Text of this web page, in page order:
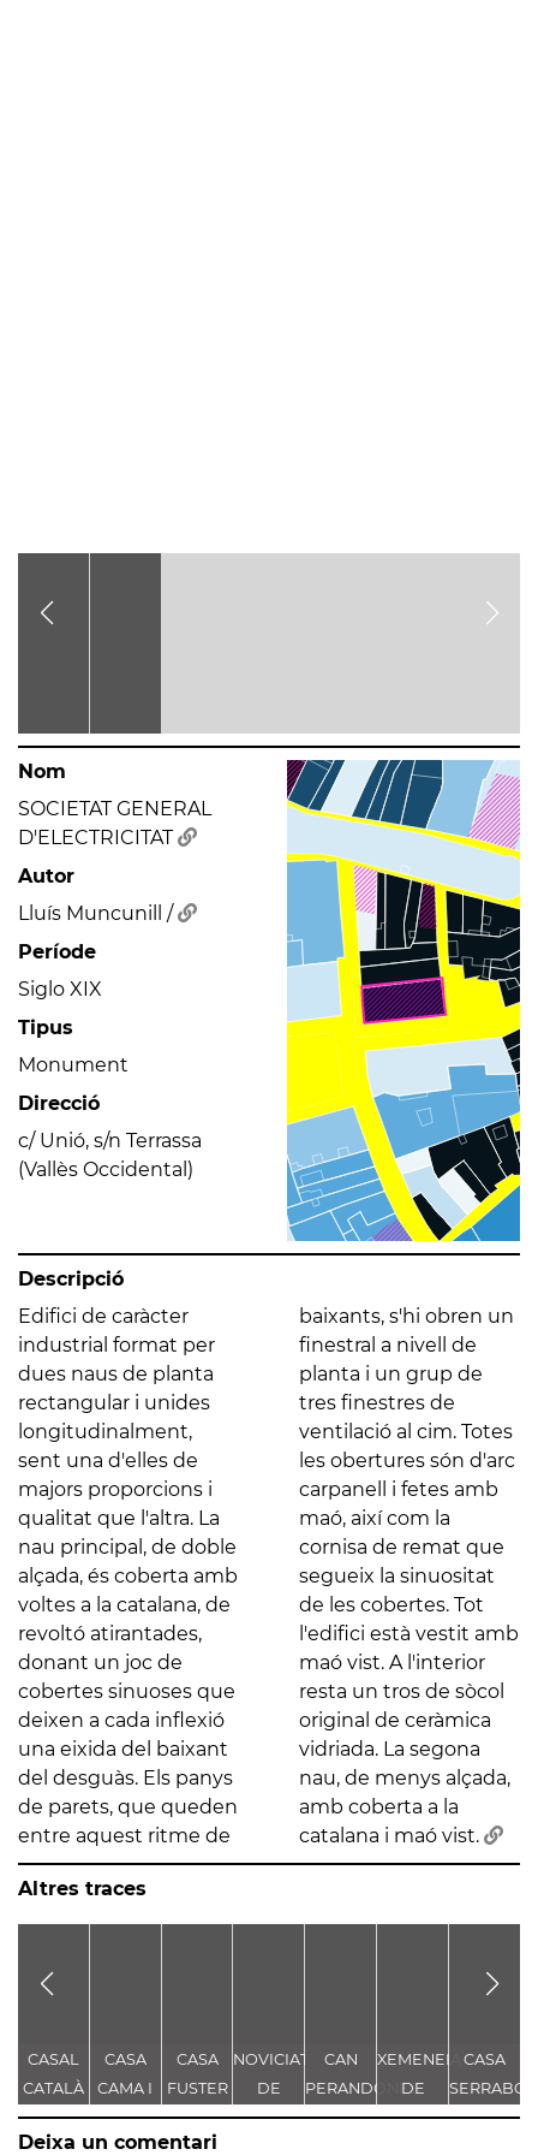
Nom
SOCIETAT GENERAL
D'ELECTRICITAT
Autor
Lluís Muncunill /
Període
Siglo XIX
Tipus
Monument
Direcció
c/ Unió, s/n Terrassa
(Vallès Occidental)
Descripció
Edifici de caràcter
industrial format per
dues naus de planta
rectangular i unides
longitudinalment,
sent una d'elles de
majors proporcions i
qualitat que l'altra. La
nau principal, de doble
alçada, és coberta amb
voltes a la catalana, de
revoltó atirantades,
donant un joc de
cobertes sinuoses que
deixen a cada inflexió
una eixida del baixant
del desguàs. Els panys
de parets, que queden
entre aquest ritme de
baixants, s'hi obren un
finestral a nivell de
planta i un grup de
tres finestres de
ventilació al cim. Totes
les obertures són d'arc
carpanell i fetes amb
maó, així com la
cornisa de remat que
segueix la sinuositat
de les cobertes. Tot
l'edifici està vestit amb
maó vist. A l'interior
resta un tros de sòcol
original de ceràmica
vidriada. La segona
nau, de menys alçada,
amb coberta a la
catalana i maó vist.
Altres traces
CASAL
CATALÀ
CASA
CAMA I
ESCURRA
CASA
FUSTER
NOVICIAT
DE
NOSTRA
CAN
PERANDONES
- CASA
XEMENEIA
DE
L'ANTIGA
CASA
SERRABOU
Deixa un comentari